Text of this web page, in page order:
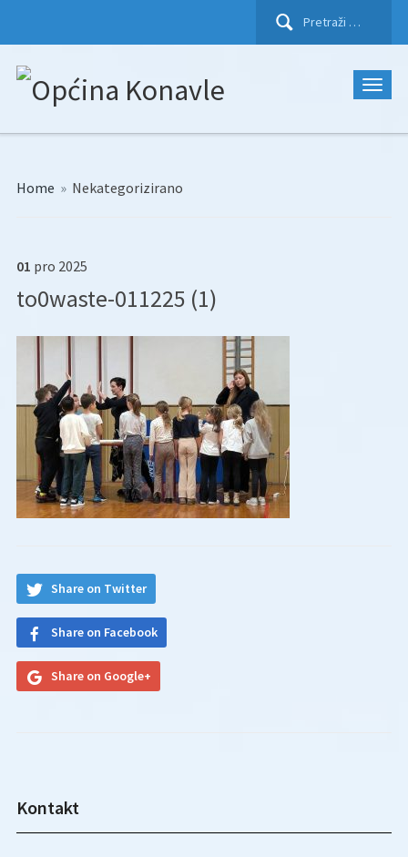
Pretraži:
Home » Nekategorizirano
01 pro 2025
to0waste-011225 (1)
Share on Twitter
Share on Facebook
Share on Google+
Kontakt